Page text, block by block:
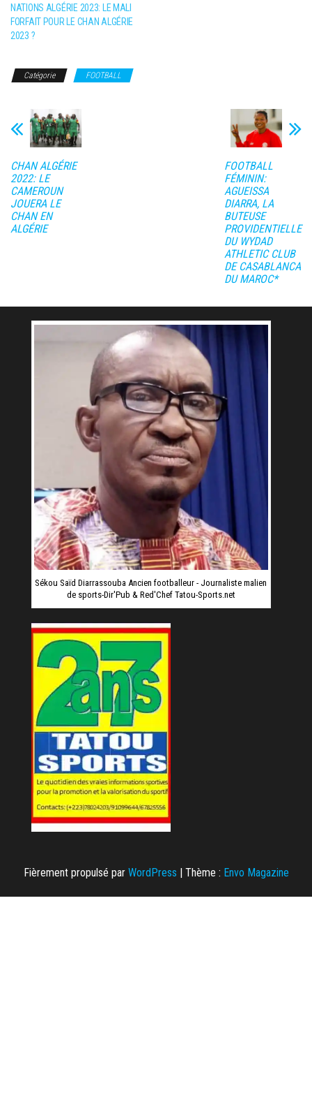
NATIONS ALGÉRIE 2023: LE MALI
FORFAIT POUR LE CHAN ALGÉRIE
2023 ?
Catégorie FOOTBALL
CHAN ALGÉRIE
2022: LE
CAMEROUN
JOUERA LE
CHAN EN
ALGÉRIE
FOOTBALL
FÉMININ:
AGUEISSA
DIARRA, LA
BUTEUSE
PROVIDENTIELLE
DU WYDAD
ATHLETIC CLUB
DE CASABLANCA
DU MAROC*
Sékou Saïd Diarrassouba Ancien footballeur - Journaliste malien
de sports-Dir'Pub & Red'Chef Tatou-Sports.net
Fièrement propulsé par WordPress Thème : Envo Magazine